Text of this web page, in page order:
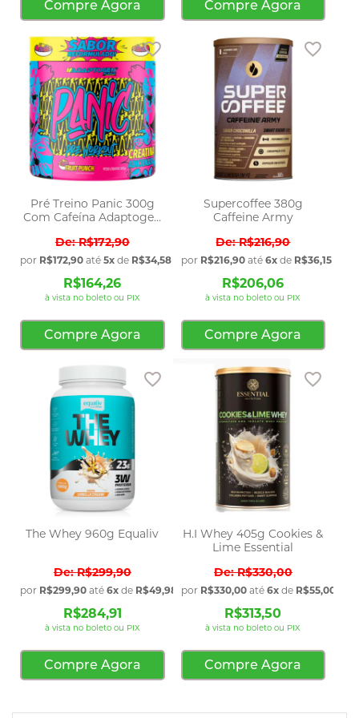
Compre Agora Compre Agora
Pré Treino Panic 300g
Com Cafeína Adaptogen
R$172,90
por R$172,90 até 5x de R$34,58 sem juros
R$164,26
à vista no boleto ou PIX
Adicionar aos favoritos
Compre Agora
Supercoffee 380g
Caffeine Army
R$216,90
por R$216,90até 6xde R$36,15sem
R$206,06
à vista no boleto ou PIX
Compre Agora
The Whey 960g Equaliv
R$299,90
por R$299,90 até 6x de R$49,98 sem juros
R$284,91
à vista no boleto ou PIX
Adicionar aos favoritos
Compre Agora
H.I Whey 405g Cookies &
Lime Essential
R$330,00
por R$330,00até 6xde R$55,00
R$313,50
à vista no boleto ou PIX
Compre Agora